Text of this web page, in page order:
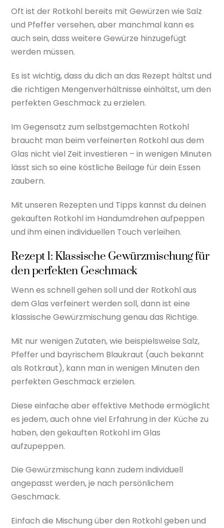
Oft ist der Rotkohl bereits mit Gewürzen wie Salz
und Pfeffer versehen, aber manchmal kann es
auch sein, dass weitere Gewürze hinzugefügt
werden müssen.
Es ist wichtig, dass du dich an das Rezept hältst und
die richtigen Mengenverhältnisse einhältst, um den
perfekten Geschmack zu erzielen.
Im Gegensatz zum selbstgemachten Rotkohl
braucht man beim verfeinerten Rotkohl aus dem
Glas nicht viel Zeit investieren – in wenigen Minuten
lässt sich so eine köstliche Beilage für dein Essen
zaubern.
Mit unseren Rezepten und Tipps kannst du deinen
gekauften Rotkohl im Handumdrehen aufpeppen
und ihm einen individuellen Touch verleihen.
Rezept 1: Klassische Gewürzmischung für
den perfekten Geschmack
Wenn es schnell gehen soll und der Rotkohl aus
dem Glas verfeinert werden soll, dann ist eine
klassische Gewürzmischung genau das Richtige.
Mit nur wenigen Zutaten, wie beispielsweise Salz,
Pfeffer und bayrischem Blaukraut (auch bekannt
als Rotkraut), kann man in wenigen Minuten den
perfekten Geschmack erzielen.
Diese einfache aber effektive Methode ermöglicht
es jedem, auch ohne viel Erfahrung in der Küche zu
haben, den gekauften Rotkohl im Glas
aufzupeppen.
Die Gewürzmischung kann zudem individuell
angepasst werden, je nach persönlichem
Geschmack.
Einfach die Mischung über den Rotkohl geben und